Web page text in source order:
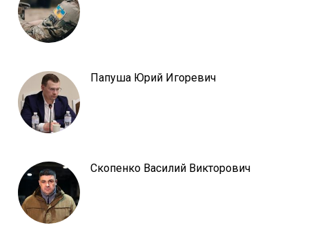
Папуша Юрий Игоревич
Скопенко Василий Викторович